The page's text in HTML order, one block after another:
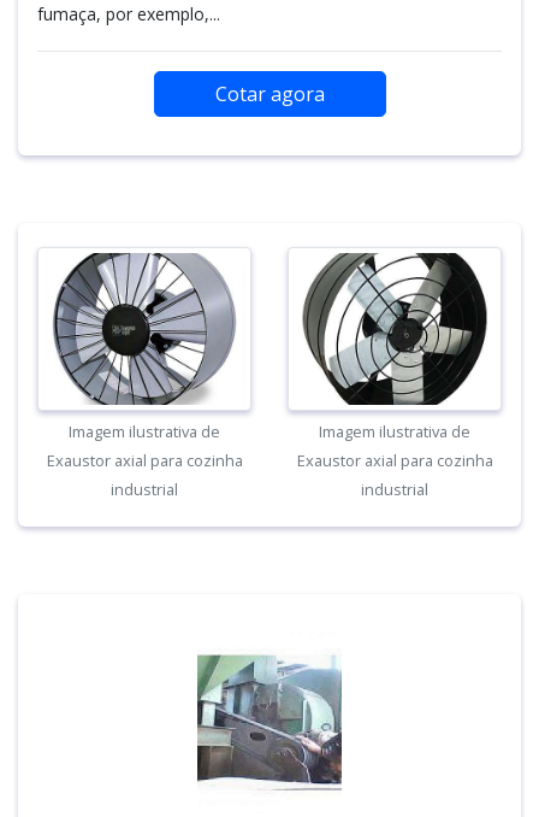
fumaça, por exemplo,...
Cotar agora
Imagem ilustrativa de
Exaustor axial para cozinha
industrial
Imagem ilustrativa de
Exaustor axial para cozinha
industrial